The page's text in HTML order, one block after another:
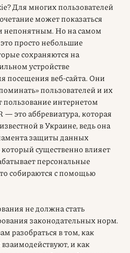
Для многих пользователей
может показаться
непонятным. Но на самом
просто небольшие
сохраняются на
устройстве
посещения веб-сайта. Они
пользователей и их
пользование интернетом
— это аббревиатура, которая
в Украине, ведь она
защиты данных
существенно влияет
персональные
собираются с помощью
не должна стать
законодательных норм.
разобраться в том, как
и как